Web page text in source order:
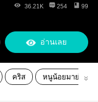
36.21K 254 99
อ่านเลย
คริส หนูน้อยมาย่า